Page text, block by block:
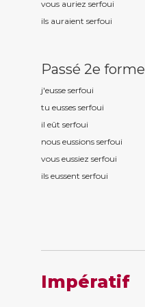
vous auriez serfoui
ils auraient serfoui
Passé 2e forme
j'eusse serfoui
tu eusses serfoui
il eût serfoui
nous eussions serfoui
vous eussiez serfoui
ils eussent serfoui
Impératif